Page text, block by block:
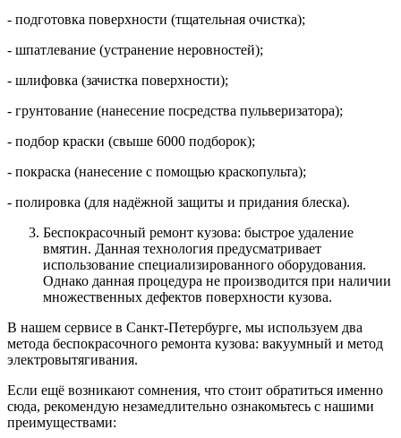
- подготовка поверхности (тщательная очистка);
- шпатлевание (устранение неровностей);
- шлифовка (зачистка поверхности);
- грунтование (нанесение посредства пульверизатора);
- подбор краски (свыше 6000 подборок);
- покраска (нанесение с помощью краскопульта);
- полировка (для надёжной защиты и придания блеска).
Беспокрасочный ремонт кузова: быстрое удаление
вмятин. Данная технология предусматривает
использование специализированного оборудования.
Однако данная процедура не производится при наличии
множественных дефектов поверхности кузова.
В нашем сервисе в Санкт-Петербурге, мы используем два
метода беспокрасочного ремонта кузова: вакуумный и метод
электровытягивания.
Если ещё возникают сомнения, что стоит обратиться именно
сюда, рекомендую незамедлительно ознакомьтесь с нашими
преимуществами: